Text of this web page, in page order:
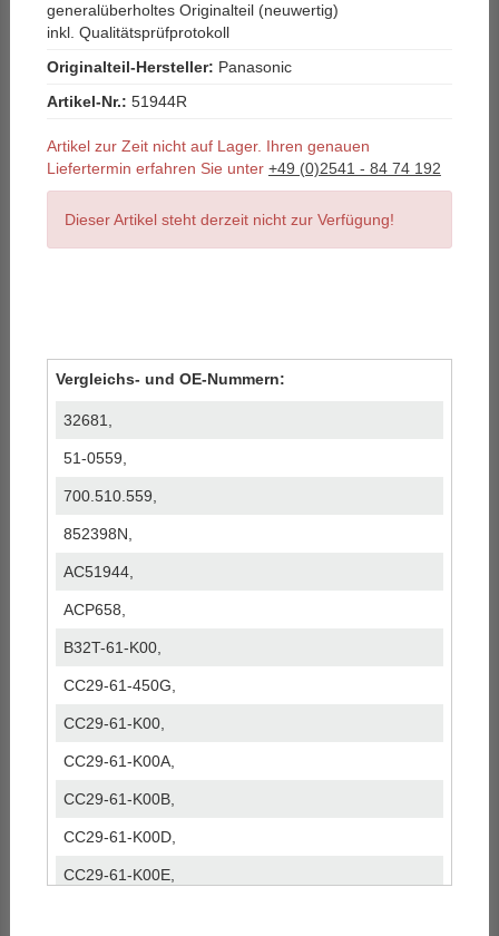
generalüberholtes Originalteil (neuwertig)
inkl. Qualitätsprüfprotokoll
Originalteil-Hersteller: Panasonic
Artikel-Nr.: 51944R
Artikel zur Zeit nicht auf Lager. Ihren genauen
Liefertermin erfahren Sie unter +49 (0)2541 - 84 74 192
Dieser Artikel steht derzeit nicht zur Verfügung!
Vergleichs- und OE-Nummern:
32681,
51-0559,
700.510.559,
852398N,
AC51944,
ACP658,
B32T-61-K00,
CC29-61-450G,
CC29-61-K00,
CC29-61-K00A,
CC29-61-K00B,
CC29-61-K00D,
CC29-61-K00E,